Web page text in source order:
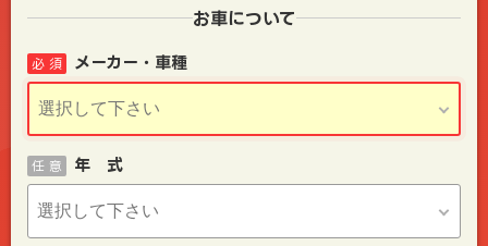
お車について
メーカー・車種
必 須
年 式
任 意